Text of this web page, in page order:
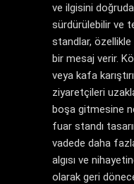
ve ilgisini
sürdürülebilir ve
standlar,
bir mesaj verir.
veya kafa
ziyaretçileri
boşa gitmesine
fuar standı
vadede daha
algısı ve
olarak geri